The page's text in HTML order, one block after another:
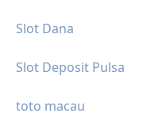
Slot Dana
Slot Deposit Pulsa
toto macau